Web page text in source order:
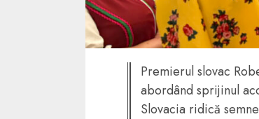
Premierul slovac
abordând sprijinul
Slovacia ridică
La zi
Razboiul
Mijlociu?
ALEXANDRU S.